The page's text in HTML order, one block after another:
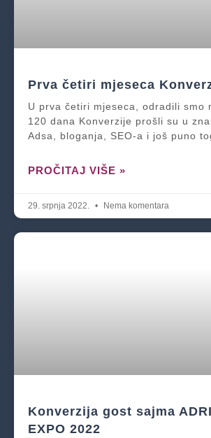
Prva četiri mjeseca
U prva četiri mjeseca, odradili smo
120 dana Konverzije prošli su u
Adsa, bloganja, SEO-a i još puno
PROČITAJ VIŠE »
29. srpnja 2022. Nema komentara
Konverzija gost sajma
EXPO 2022